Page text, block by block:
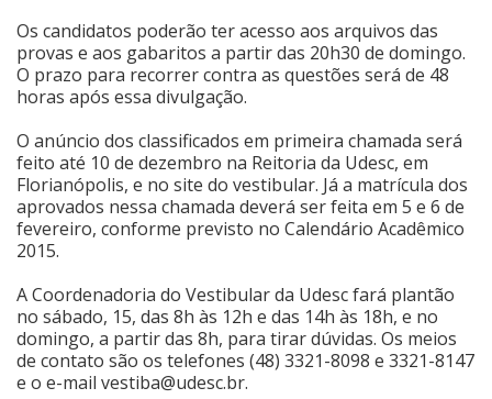
Os candidatos poderão ter acesso aos arquivos das
provas e aos gabaritos a partir das 20h30 de domingo.
O prazo para recorrer contra as questões será de 48
horas após essa divulgação.
O anúncio dos classificados em primeira chamada será
feito até 10 de dezembro na Reitoria da Udesc, em
Florianópolis, e no site do vestibular. Já a matrícula dos
aprovados nessa chamada deverá ser feita em 5 e 6 de
fevereiro, conforme previsto no Calendário Acadêmico
2015.
A Coordenadoria do Vestibular da Udesc fará plantão
no sábado, 15, das 8h às 12h e das 14h às 18h, e no
domingo, a partir das 8h, para tirar dúvidas. Os meios
de contato são os telefones (48) 3321-8098 e 3321-8147
e o e-mail vestiba@udesc.br.